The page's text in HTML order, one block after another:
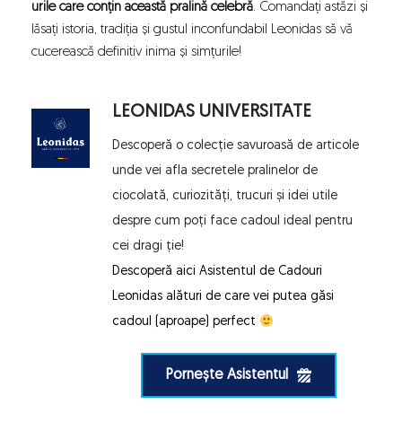
urile care conțin această pralină celebră. Comandați astăzi și
lăsați istoria, tradiția și gustul inconfundabil Leonidas să vă
cucerească definitiv inima și simțurile!
LEONIDAS UNIVERSITATE
Descoperă o colecție savuroasă de articole
unde vei afla secretele pralinelor de
ciocolată, curiozități, trucuri și idei utile
despre cum poți face cadoul ideal pentru
cei dragi ție!
Descoperă aici Asistentul de Cadouri
Leonidas alături de care vei putea găsi
cadoul (aproape) perfect
Pornește Asistentul